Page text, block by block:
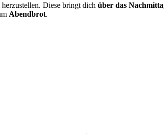
herzustellen. Diese bringt dich über das
Abendbrot.